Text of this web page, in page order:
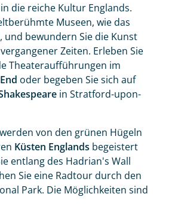
die reiche Kultur Englands.
Museen, wie das
, und bewundern Sie die Kunst
Zeiten. Erleben Sie
Theateraufführungen im
oder begeben Sie sich auf
in Stratford-upon-
von den grünen Hügeln
Küsten Englands begeistert
entlang des Hadrian's Wall
Sie eine Radtour durch den
Park. Die Möglichkeiten sind